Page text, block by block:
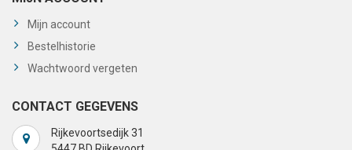
Mijn account
Bestelhistorie
Wachtwoord vergeten
CONTACT GEGEVENS
Rijkevoortsedijk 31